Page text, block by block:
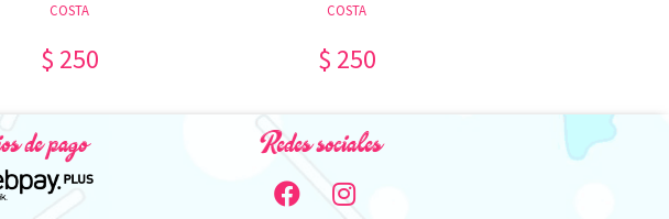
COSTA
$ 250
COSTA
$ 250
de pago Redes sociales